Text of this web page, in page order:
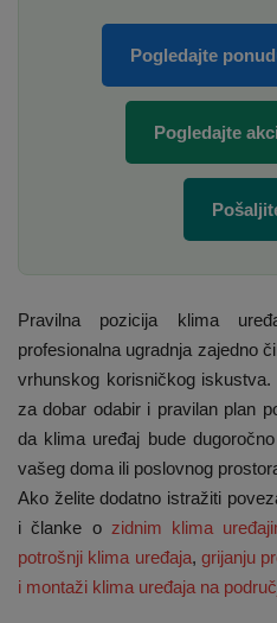
Pogledajte
Pogledajte
Pravilna pozicija klima
profesionalna ugradnja zajedno
vrhunskog korisničkog
za dobar odabir i pravilan plan
da klima uređaj bude
vašeg doma ili poslovnog
Ako želite dodatno istražiti
i članke o zidnim klima
potrošnji klima uređaja, grijanju
i montaži klima uređaja na